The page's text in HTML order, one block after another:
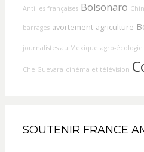
Antilles françaises Bolsonaro
barrages avortement agriculture
journalistes au Mexique agro-écologie
Che Guevara cinéma et télévision
SOUTENIR FRANCE